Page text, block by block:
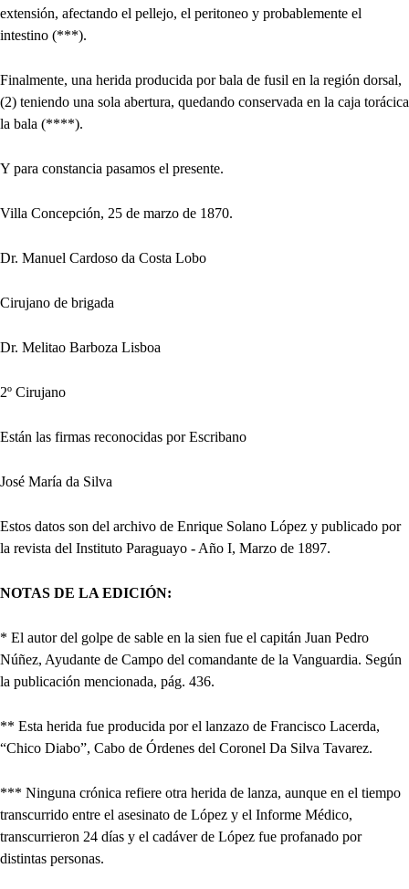
extensión, afectando el pellejo, el peritoneo y probablemente el
intestino (***).
Finalmente, una herida producida por bala de fusil en la región dorsal,
(2) teniendo una sola abertura, quedando conservada en la caja torácica
la bala (****).
Y para constancia pasamos el presente.
Villa Concepción, 25 de marzo de 1870.
Dr. Manuel Cardoso da Costa Lobo
Cirujano de brigada
Dr. Melitao Barboza Lisboa
2º Cirujano
Están las firmas reconocidas por Escribano
José María da Silva
Estos datos son del archivo de Enrique Solano López y publicado por
la revista del Instituto Paraguayo - Año I, Marzo de 1897.
NOTAS DE LA EDICIÓN:
* El autor del golpe de sable en la sien fue el capitán Juan Pedro
Núñez, Ayudante de Campo del comandante de la Vanguardia. Según
la publicación mencionada, pág. 436.
** Esta herida fue producida por el lanzazo de Francisco Lacerda,
“Chico Diabo”, Cabo de Órdenes del Coronel Da Silva Tavarez.
*** Ninguna crónica refiere otra herida de lanza, aunque en el tiempo
transcurrido entre el asesinato de López y el Informe Médico,
transcurrieron 24 días y el cadáver de López fue profanado por
distintas personas.